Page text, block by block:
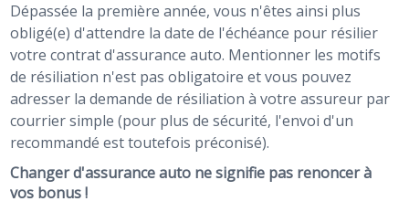
Dépassée la première année, vous n'êtes ainsi plus
obligé(e) d'attendre la date de l'échéance pour résilier
votre contrat d'assurance auto. Mentionner les motifs
de résiliation n'est pas obligatoire et vous pouvez
adresser la demande de résiliation à votre assureur par
courrier simple (pour plus de sécurité, l'envoi d'un
recommandé est toutefois préconisé).
Changer d'assurance auto ne signifie pas renoncer à
vos bonus !